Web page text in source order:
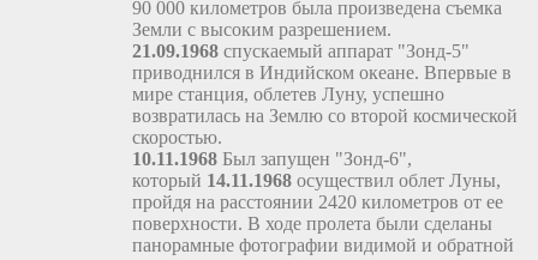
90 000 километров была произведена съемка
Земли с высоким разрешением.
21.09.1968 спускаемый аппарат "Зонд-5"
приводнился в Индийском океане. Впервые в
мире станция, облетев Луну, успешно
возвратилась на Землю со второй космической
скоростью.
10.11.1968 Был запущен "Зонд-6",
который 14.11.1968 осуществил облет Луны,
пройдя на расстоянии 2420 километров от ее
поверхности. В ходе пролета были сделаны
панорамные фотографии видимой и обратной